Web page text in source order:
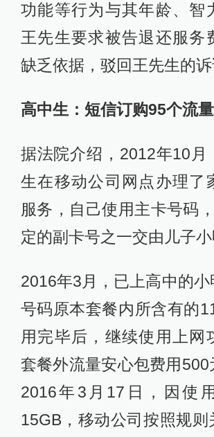
功能等行为与其年龄、智
王先生要求被告退还服务
缺乏依据，驳回王先生的诉
高中生：短信订购95个流
据法院介绍，2012年10月
生在移动公司网点办理了
服务，自己使用主卡号码
定的副卡号之一交由儿子小
2016年3月，已上高中的
号码原本套餐内所含有的
用完毕后，继续使用上网
套餐外流量安心包费用500
2016年3月17日，因使
15GB，移动公司按照规则